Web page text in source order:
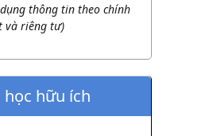
thông tin theo chính
và riêng tư)
hữu ích